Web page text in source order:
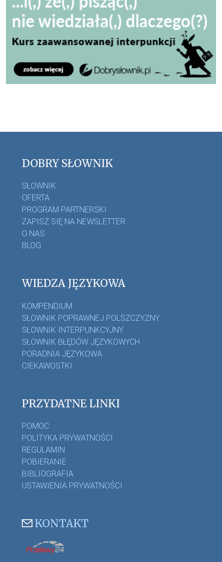
DOBRY SŁOWNIK
SŁOWNIK
OFERTA
PROGRAM PARTNERSKI
ZAPISZ SIĘ NA NEWSLETTER
O NAS
BLOG
WIEDZA JĘZYKOWA
KOMPENDIUM
SŁOWNIK POPRAWNEJ POLSZCZYZNY
SŁOWNIK INTERPUNKCYJNY
SŁOWNIK BŁĘDÓW JĘZYKOWYCH
PORADNIA JĘZYKOWA
CIEKAWOSTKI
PRZYDATNE LINKI
POMOC
POLITYKA PRYWATNOŚCI
REGULAMIN
POBIERANIE
BIBLIOGRAFIA
USTAWIENIA PRYWATNOŚCI
KONTAKT